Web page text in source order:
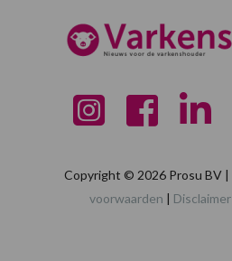
Copyright © 2026 Prosu BV |
voorwaarden | Disclaimer